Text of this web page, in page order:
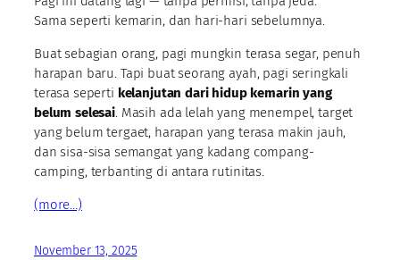
Sama seperti kemarin, dan hari-hari sebelumnya.
Buat sebagian orang, pagi mungkin terasa segar, penuh
harapan baru. Tapi buat seorang ayah, pagi seringkali
terasa seperti kelanjutan dari hidup kemarin yang
belum selesai. Masih ada lelah yang menempel, target
yang belum tergaet, harapan yang terasa makin jauh,
dan sisa-sisa semangat yang kadang compang-
camping, terbanting di antara rutinitas.
(more…)
November 13, 2025